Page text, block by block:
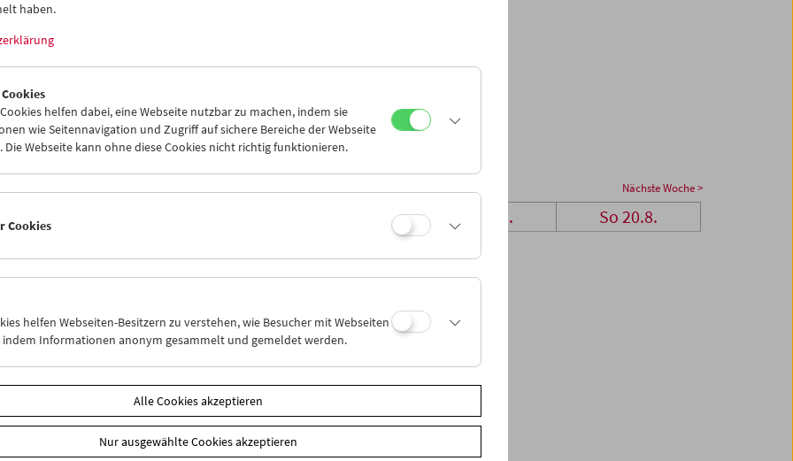
16 17
23 24
06
Nächste Woche >
Mi 16.8. Sa 19.8. So 20.8.
haben.
helfen dabei, eine Webseite nutzbar zu machen, indem sie
wie Seitennavigation und Zugriff auf sichere Bereiche der Webseite
Die Webseite kann ohne diese Cookies nicht richtig funktionieren.
Cookies
helfen Webseiten-Besitzern zu verstehen, wie Besucher mit Webseiten
indem Informationen anonym gesammelt und gemeldet werden.
Alle Cookies akzeptieren
Nur ausgewählte Cookies akzeptieren